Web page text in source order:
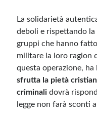
La solidarietà
deboli e rispettando
gruppi che hanno
militare la loro ragion
questa operazione,
sfrutta la pietà
criminali dovrà
legge non farà sconti